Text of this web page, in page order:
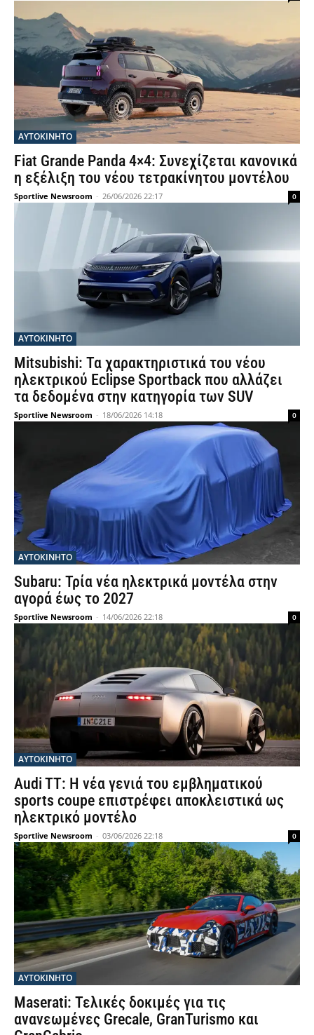
ΑΥΤΟΚΙΝΗΤΟ
Fiat Grande Panda 4×4: Συνεχίζεται κανονικά
η εξέλιξη του νέου τετρακίνητου μοντέλου
Sportlive Newsroom - 26/06/2026 22:17 0
ΑΥΤΟΚΙΝΗΤΟ
Mitsubishi: Τα χαρακτηριστικά του νέου
ηλεκτρικού Eclipse Sportback που αλλάζει
τα δεδομένα στην κατηγορία των SUV
Sportlive Newsroom - 18/06/2026 14:18 0
ΑΥΤΟΚΙΝΗΤΟ
Subaru: Τρία νέα ηλεκτρικά μοντέλα στην
αγορά έως το 2027
Sportlive Newsroom - 14/06/2026 22:18 0
ΑΥΤΟΚΙΝΗΤΟ
Audi TT: Η νέα γενιά του εμβληματικού
sports coupe επιστρέφει αποκλειστικά ως
ηλεκτρικό μοντέλο
Sportlive Newsroom - 03/06/2026 22:18 0
ΑΥΤΟΚΙΝΗΤΟ
Maserati: Τελικές δοκιμές για τις
ανανεωμένες Grecale, GranTurismo και